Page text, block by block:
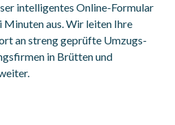
intelligentes Online-Formular
Minuten aus. Wir leiten Ihre
an streng geprüfte Umzugs-
in Brütten und